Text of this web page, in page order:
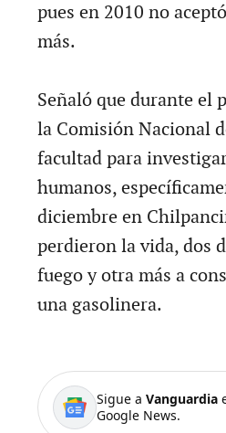
pues en 2010 no
más.
Señaló que durante el
la Comisión Nacional
facultad para
humanos,
diciembre en
perdieron la vida, dos
fuego y otra más a
una gasolinera.
Sigue a Vanguardia
Google News.